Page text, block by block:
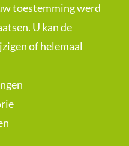
toestemming werd
U kan de
of helemaal